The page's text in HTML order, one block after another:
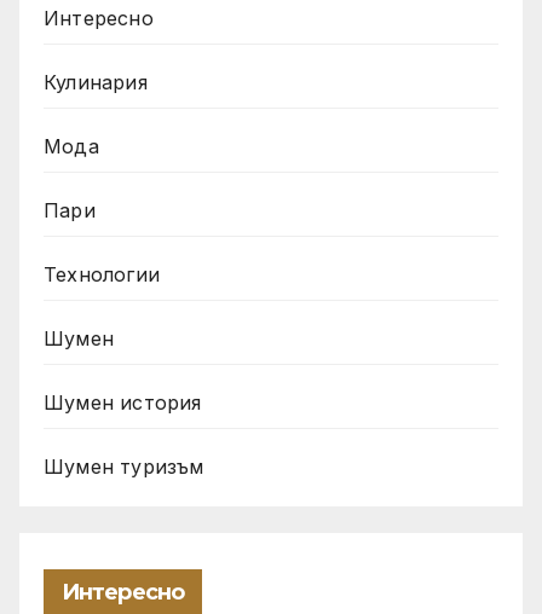
Интересно
Кулинария
Мода
Пари
Технологии
Шумен
Шумен история
Шумен туризъм
Интересно